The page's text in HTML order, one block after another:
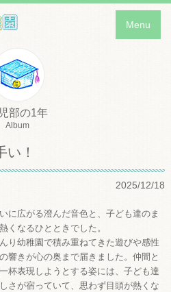
Menu
部の1年
Album
！
2025/12/18
に広がる澄んだ音色と、子ども達のま
くなるひとときでした。
り幼稚園で積み重ねてきた遊びや感性
響きが心の奥まで届きました。仲間と
杯表現しようとする姿には、子ども達
さが宿っていて、思わず目頭が熱くな